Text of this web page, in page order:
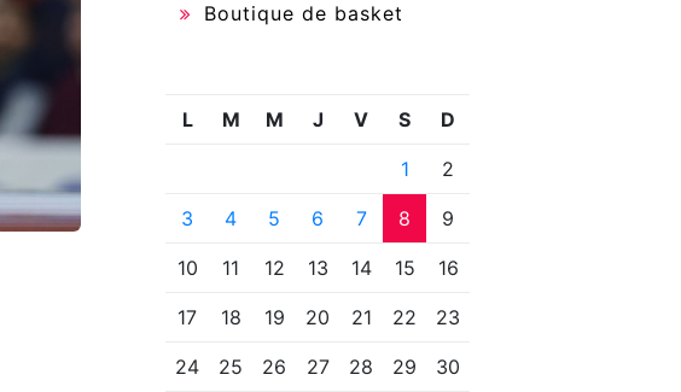
Boutique de basket
L M M J V S D
1 2
3 4 5 6 7 8 9
10 11 12 13 14 15 16
17 18 19 20 21 22 23
24 25 26 27 28 29 30